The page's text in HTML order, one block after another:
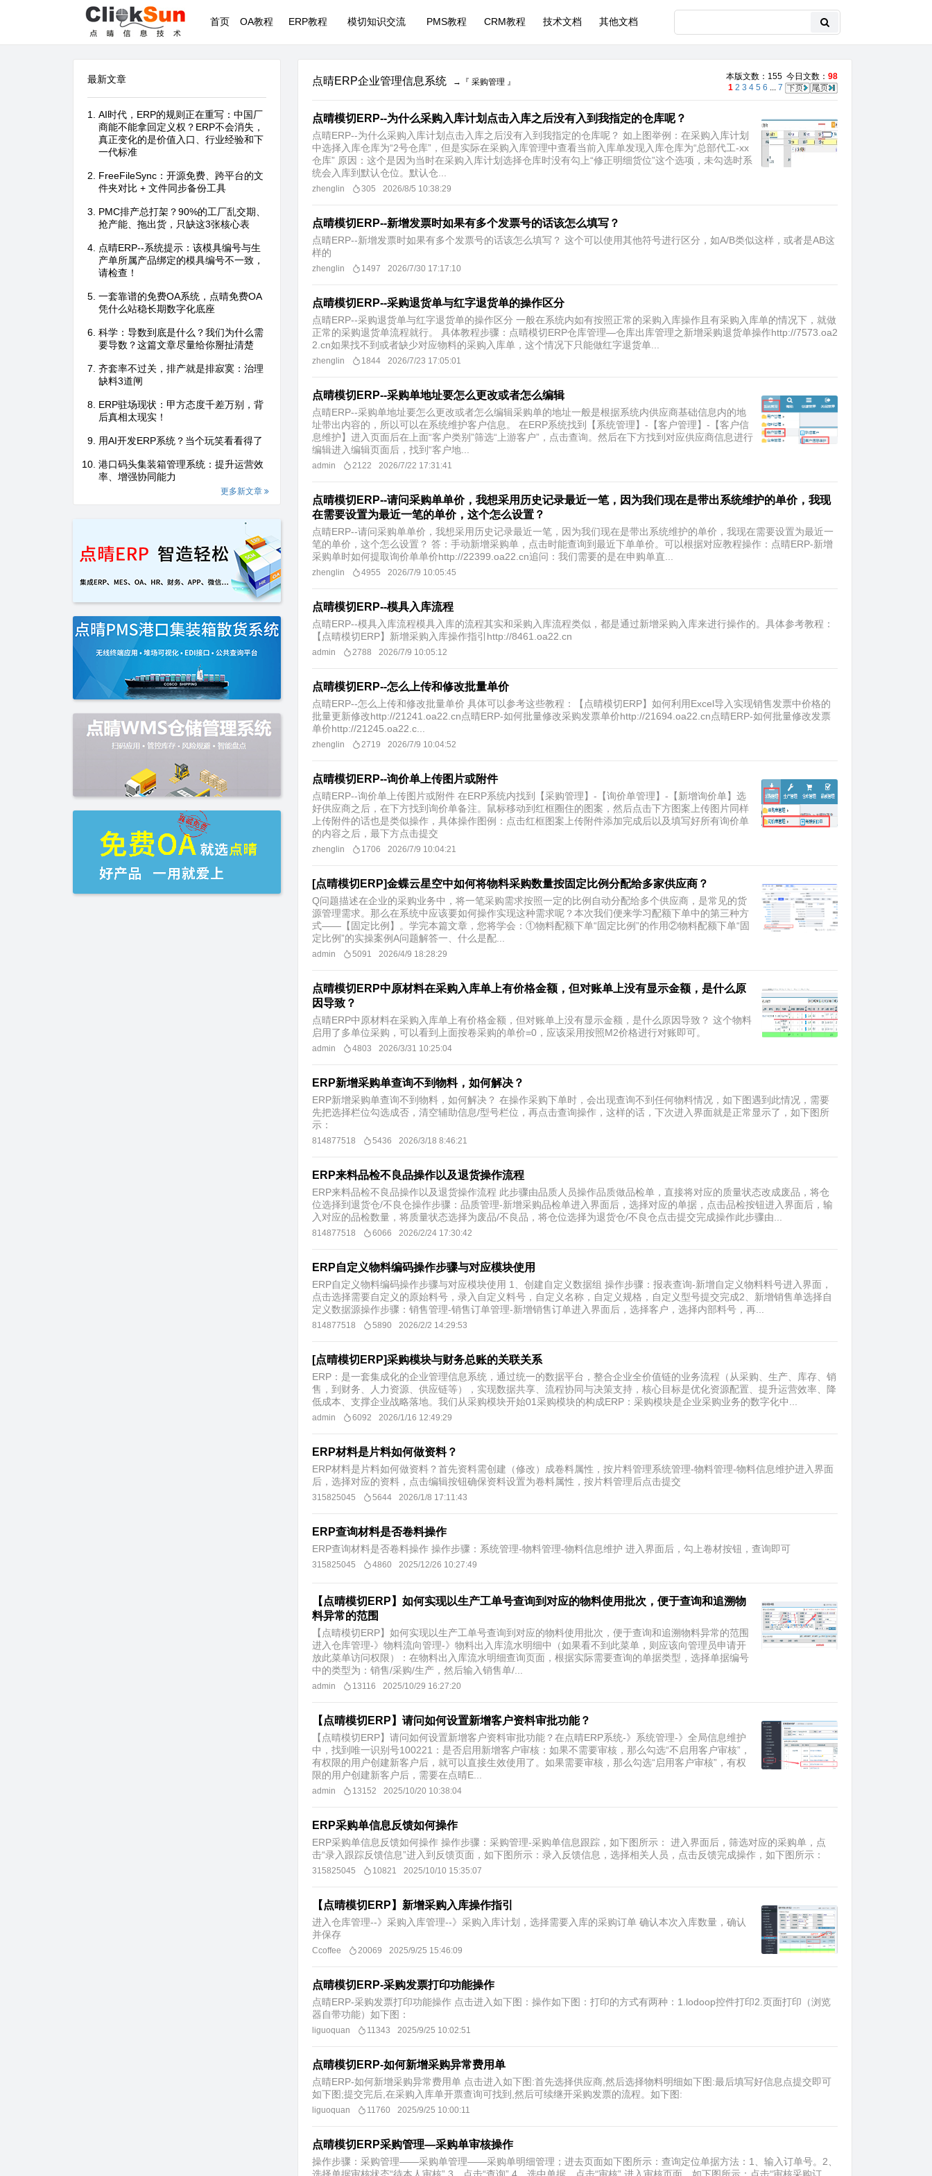
首页 OA教程 ERP教程 模切知识交流 PMS教程 CRM教程 技术文档 其他文档
最新文章
AI时代，ERP的规则正在重写：中国厂
商能不能拿回定义权？ERP不会消失，
真正变化的是价值入口、行业经验和下
一代标准
FreeFileSync：开源免费、跨平台的文
件夹对比 + 文件同步备份工具
PMC排产总打架？90%的工厂乱交期、
抢产能、拖出货，只缺这3张核心表
点晴ERP--系统提示：该模具编号与生
产单所属产品绑定的模具编号不一致，
请检查！
一套靠谱的免费OA系统，点晴免费OA
凭什么站稳长期数字化底座
科学：导数到底是什么？我们为什么需
要导数？这篇文章尽量给你掰扯清楚
齐套率不过关，排产就是排寂寞：治理
缺料3道闸
ERP驻场现状：甲方态度千差万别，背
后真相太现实！
用AI开发ERP系统？当个玩笑看看得了
港口码头集装箱管理系统：提升运营效
率、增强协同能力
更多新文章
点晴ERP企业管理信息系统 →『 采购管理 』
本版文数：155 今日文数： 98
1 2 3 4 5 6 ... 7
点晴模切ERP--为什么采购入库计划点击入库之后没有入到我指定的仓库呢？
点晴ERP--为什么采购入库计划点击入库之后没有入到我指定的仓库呢？ 如上图举例：在采购入库计划
中选择入库仓库为“2号仓库”，但是实际在采购入库管理中查看当前入库单发现入库仓库为“总部代工-xx
仓库” 原因：这个是因为当时在采购入库计划选择仓库时没有勾上“修正明细货位”这个选项，未勾选时系
统会入库到默认仓位。默认仓...
zhenglin 305 2026/8/5 10:38:29
点晴模切ERP--新增发票时如果有多个发票号的话该怎么填写？
点晴ERP--新增发票时如果有多个发票号的话该怎么填写？ 这个可以使用其他符号进行区分，如A/B类似这样，或者是AB这
样的
zhenglin 1497 2026/7/30 17:17:10
点晴模切ERP--采购退货单与红字退货单的操作区分
点晴ERP--采购退货单与红字退货单的操作区分 一般在系统内如有按照正常的采购入库操作且有采购入库单的情况下，就做
正常的采购退货单流程就行。 具体教程步骤：点晴模切ERP仓库管理—仓库出库管理之新增采购退货单操作http://7573.oa2
2.cn如果找不到或者缺少对应物料的采购入库单，这个情况下只能做红字退货单...
zhenglin 1844 2026/7/23 17:05:01
点晴模切ERP--采购单地址要怎么更改或者怎么编辑
点晴ERP--采购单地址要怎么更改或者怎么编辑采购单的地址一般是根据系统内供应商基础信息内的地
址带出内容的，所以可以在系统维护客户信息。 在ERP系统找到【系统管理】-【客户管理】-【客户信
息维护】进入页面后在上面“客户类别”筛选“上游客户”，点击查询。然后在下方找到对应供应商信息进行
编辑进入编辑页面后，找到“客户地...
admin 2122 2026/7/22 17:31:41
点晴模切ERP--请问采购单单价，我想采用历史记录最近一笔，因为我们现在是带出系统维护的单价，我现
在需要设置为最近一笔的单价，这个怎么设置？
点晴ERP--请问采购单单价，我想采用历史记录最近一笔，因为我们现在是带出系统维护的单价，我现在需要设置为最近一
笔的单价，这个怎么设置？ 答：手动新增采购单，点击时能查询到最近下单单价。可以根据对应教程操作：点晴ERP-新增
采购单时如何提取询价单单价http://22399.oa22.cn追问：我们需要的是在申购单直...
zhenglin 4955 2026/7/9 10:05:45
点晴模切ERP--模具入库流程
点晴ERP--模具入库流程模具入库的流程其实和采购入库流程类似，都是通过新增采购入库来进行操作的。具体参考教程：
【点晴模切ERP】新增采购入库操作指引http://8461.oa22.cn
admin 2788 2026/7/9 10:05:12
点晴模切ERP--怎么上传和修改批量单价
点晴ERP--怎么上传和修改批量单价 具体可以参考这些教程：【点晴模切ERP】如何利用Excel导入实现销售发票中价格的
批量更新修改http://21241.oa22.cn点晴ERP-如何批量修改采购发票单价http://21694.oa22.cn点晴ERP-如何批量修改发票
单价http://21245.oa22.c...
zhenglin 2719 2026/7/9 10:04:52
点晴模切ERP--询价单上传图片或附件
点晴ERP--询价单上传图片或附件 在ERP系统内找到【采购管理】-【询价单管理】-【新增询价单】选
好供应商之后，在下方找到询价单备注。鼠标移动到红框圈住的图案，然后点击下方图案上传图片同样
上传附件的话也是类似操作，具体操作图例：点击红框图案上传附件添加完成后以及填写好所有询价单
的内容之后，最下方点击提交
zhenglin 1706 2026/7/9 10:04:21
[点晴模切ERP]金蝶云星空中如何将物料采购数量按固定比例分配给多家供应商？
Q问题描述在企业的采购业务中，将一笔采购需求按照一定的比例自动分配给多个供应商，是常见的货
源管理需求。那么在系统中应该要如何操作实现这种需求呢？本次我们便来学习配额下单中的第三种方
式——【固定比例】。学完本篇文章，您将学会：①物料配额下单“固定比例”的作用②物料配额下单“固
定比例”的实操案例​ A问题解答一、什么是配...
admin 5091 2026/4/9 18:28:29
点晴模切ERP中原材料在采购入库单上有价格金额，但对账单上没有显示金额，是什么原
因导致？
点晴ERP中原材料在采购入库单上有价格金额，但对账单上没有显示金额，是什么原因导致？ 这个物料
启用了多单位采购，可以看到上面按卷采购的单价=0，应该采用按照M2价格进行对账即可。
admin 4803 2026/3/31 10:25:04
ERP新增采购单查询不到物料，如何解决？
ERP新增采购单查询不到物料，如何解决？ 在操作采购下单时，会出现查询不到任何物料情况，如下图遇到此情况，需要
先把选择栏位勾选成否，清空辅助信息/型号栏位，再点击查询操作，这样的话，下次进入界面就是正常显示了，如下图所
示：
814877518 5436 2026/3/18 8:46:21
ERP来料品检不良品操作以及退货操作流程
ERP来料品检不良品操作以及退货操作流程 此步骤由品质人员操作品质做品检单，直接将对应的质量状态改成废品，将仓
位选择到退货仓/不良仓操作步骤：品质管理-新增采购品检单进入界面后，选择对应的单据，点击品检按钮进入界面后，输
入对应的品检数量，将质量状态选择为废品/不良品，将仓位选择为退货仓/不良仓点击提交完成操作此步骤由...
814877518 6066 2026/2/24 17:30:42
ERP自定义物料编码操作步骤与对应模块使用
ERP自定义物料编码操作步骤与对应模块使用 1、创建自定义数据组 操作步骤：报表查询-新增自定义物料料号进入界面，
点击选择需要自定义的原始料号，录入自定义料号，自定义名称，自定义规格，自定义型号提交完成2、新增销售单选择自
定义数据源操作步骤：销售管理-销售订单管理-新增销售订单进入界面后，选择客户，选择内部料号，再...
814877518 5890 2026/2/2 14:29:53
[点晴模切ERP]采购模块与财务总账的关联关系
ERP：是一套集成化的企业管理信息系统，通过统一的数据平台，整合企业全价值链的业务流程（从采购、生产、库存、销
售，到财务、人力资源、供应链等），实现数据共享、流程协同与决策支持，核心目标是优化资源配置、提升运营效率、降
低成本、支撑企业战略落地。我们从采购模块开始01采购模块的构成ERP：采购模块是企业采购业务的数字化中...
admin 6092 2026/1/16 12:49:29
ERP材料是片料如何做资料？
ERP材料是片料如何做资料？首先资料需创建（修改）成卷料属性，按片料管理系统管理-物料管理-物料信息维护进入界面
后，选择对应的资料，点击编辑按钮确保资料设置为卷料属性，按片料管理后点击提交
315825045 5644 2026/1/8 17:11:43
ERP查询材料是否卷料操作
ERP查询材料是否卷料操作 操作步骤：系统管理-物料管理-物料信息维护 进入界面后，勾上卷材按钮，查询即可
315825045 4860 2025/12/26 10:27:49
【点晴模切ERP】如何实现以生产工单号查询到对应的物料使用批次，便于查询和追溯物
料异常的范围
【点晴模切ERP】如何实现以生产工单号查询到对应的物料使用批次，便于查询和追溯物料异常的范围
进入仓库管理-》物料流向管理-》物料出入库流水明细中（如果看不到此菜单，则应该向管理员申请开
放此菜单访问权限）：在物料出入库流水明细查询页面，根据实际需要查询的单据类型，选择单据编号
中的类型为：销售/采购/生产，然后输入销售单/...
admin 13116 2025/10/29 16:27:20
【点晴模切ERP】请问如何设置新增客户资料审批功能？
【点晴模切ERP】请问如何设置新增客户资料审批功能？在点晴ERP系统-》系统管理-》全局信息维护
中，找到唯一识别号100221：是否启用新增客户审核：如果不需要审核，那么勾选“不启用客户审核”，
有权限的用户创建新客户后，就可以直接生效使用了。如果需要审核，那么勾选“启用客户审核”，有权
限的用户创建新客户后，需要在点晴E...
admin 13152 2025/10/20 10:38:04
ERP采购单信息反馈如何操作
ERP采购单信息反馈如何操作 操作步骤：采购管理-采购单信息跟踪，如下图所示： 进入界面后，筛选对应的采购单，点
击“录入跟踪反馈信息”进入到反馈页面，如下图所示：录入反馈信息，选择相关人员，点击反馈完成操作，如下图所示：
315825045 10821 2025/10/10 15:35:07
【点晴模切ERP】新增采购入库操作指引
进入仓库管理--》采购入库管理--》采购入库计划，选择需要入库的采购订单 确认本次入库数量，确认
并保存
Ccoffee 20069 2025/9/25 15:46:09
点晴模切ERP-采购发票打印功能操作
点晴ERP-采购发票打印功能操作 点击进入如下图：操作如下图：打印的方式有两种：1.lodoop控件打印2.页面打印（浏览
器自带功能）如下图：
liguoquan 11343 2025/9/25 10:02:51
点晴模切ERP-如何新增采购异常费用单
点晴ERP-如何新增采购异常费用单 点击进入如下图:首先选择供应商,然后选择物料明细如下图:最后填写好信息点提交即可
如下图;提交完后,在采购入库单开票查询可找到,然后可续继开采购发票的流程。如下图:
liguoquan 11760 2025/9/25 10:00:11
点晴模切ERP采购管理—采购单审核操作
操作步骤：采购管理——采购单管理——采购单明细管理；进去页面如下图所示：查询定位单据方法：1、输入订单号。2、